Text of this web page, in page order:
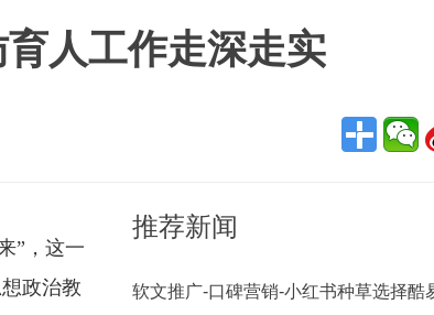
人工作走深走实
”，这一
政治教
推荐新闻
软文推广-口碑营销-小红书种草选择酷